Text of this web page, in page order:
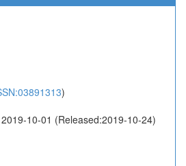
)
10-01 (Released:2019-10-24)